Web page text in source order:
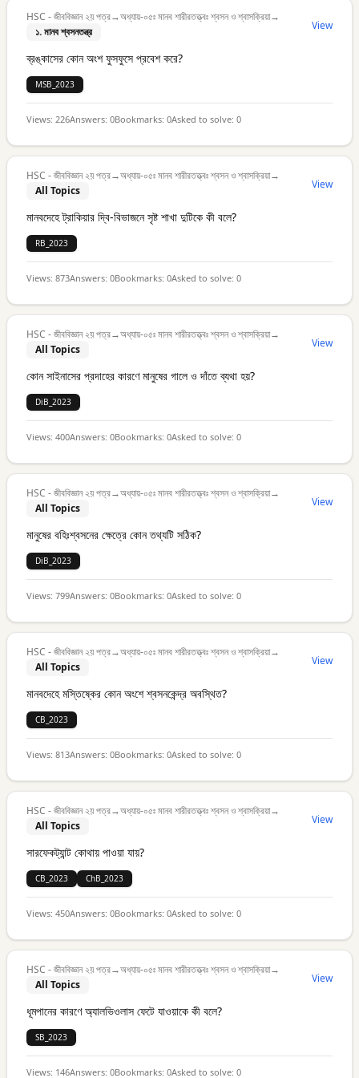
HSC - জীববিজ্ঞান ২য় পত্র→অধ্যায়-০৫ঃ মানব শারীরতত্ত্বঃ শ্বসন ও শ্বাসক্রিয়া→
১. মানব শ্বসনতন্ত্র
View
ব্রঙ্কাসের কোন অংশ ফুসফুসে প্রবেশ করে?
MSB_2023
Views: 226Answers: 0Bookmarks: 0Asked to solve: 0
HSC - জীববিজ্ঞান ২য় পত্র→অধ্যায়-০৫ঃ মানব শারীরতত্ত্বঃ শ্বসন ও শ্বাসক্রিয়া→
All Topics
View
মানবদেহে ট্রাকিয়ার দ্বি-বিভাজনে সৃষ্ট শাখা দুটিকে কী বলে?
RB_2023
Views: 873Answers: 0Bookmarks: 0Asked to solve: 0
HSC - জীববিজ্ঞান ২য় পত্র→অধ্যায়-০৫ঃ মানব শারীরতত্ত্বঃ শ্বসন ও শ্বাসক্রিয়া→
All Topics
View
কোন সাইনাসের প্রদাহের কারণে মানুষের গালে ও দাঁতে ব্যথা হয়?
DiB_2023
Views: 400Answers: 0Bookmarks: 0Asked to solve: 0
HSC - জীববিজ্ঞান ২য় পত্র→অধ্যায়-০৫ঃ মানব শারীরতত্ত্বঃ শ্বসন ও শ্বাসক্রিয়া→
All Topics
View
মানুষের বহিঃশ্বসনের ক্ষেত্রে কোন তথ্যটি সঠিক?
DiB_2023
Views: 799Answers: 0Bookmarks: 0Asked to solve: 0
HSC - জীববিজ্ঞান ২য় পত্র→অধ্যায়-০৫ঃ মানব শারীরতত্ত্বঃ শ্বসন ও শ্বাসক্রিয়া→
All Topics
View
মানবদেহে মস্তিষ্কের কোন অংশে শ্বসনকেন্দ্র অবস্থিত?
CB_2023
Views: 813Answers: 0Bookmarks: 0Asked to solve: 0
HSC - জীববিজ্ঞান ২য় পত্র→অধ্যায়-০৫ঃ মানব শারীরতত্ত্বঃ শ্বসন ও শ্বাসক্রিয়া→
All Topics
View
সারফেকট্যান্ট কোথায় পাওয়া যায়?
CB_2023 ChB_2023
Views: 450Answers: 0Bookmarks: 0Asked to solve: 0
HSC - জীববিজ্ঞান ২য় পত্র→অধ্যায়-০৫ঃ মানব শারীরতত্ত্বঃ শ্বসন ও শ্বাসক্রিয়া→
All Topics
View
ধূমপানের কারণে অ্যালভিওলাস ফেটে যাওয়াকে কী বলে?
SB_2023
Views: 146Answers: 0Bookmarks: 0Asked to solve: 0